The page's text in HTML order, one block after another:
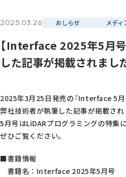
2025.03.26 おしらせ メディ
【Interface 2025年5月
した記事が掲載されまし
2025年3月25日発売の『Interface 5月
弊社技術者が執筆した記事が掲載され
5月号はLiDARプログラミングの特集
ぜひご覧ください。
■書籍情報
書籍名：Interface 2025年5月号